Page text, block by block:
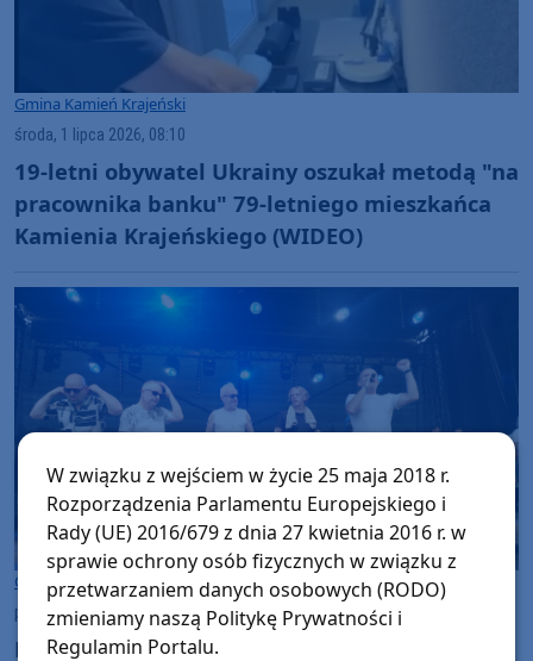
Gmina Kamień Krajeński
środa, 1 lipca 2026, 08:10
19-letni obywatel Ukrainy oszukał metodą "na
pracownika banku" 79-letniego mieszkańca
Kamienia Krajeńskiego (WIDEO)
Gmina Kamień Krajeński
poniedziałek, 29 czerwca 2026, 09:06 20
Przez cały weekend trwały w Kamieniu
W związku z wejściem w życie 25 maja 2018 r.
Rozporządzenia Parlamentu Europejskiego i
Rady (UE) 2016/679 z dnia 27 kwietnia 2016 r. w
sprawie ochrony osób fizycznych w związku z
przetwarzaniem danych osobowych (RODO)
zmieniamy naszą Politykę Prywatności i
Regulamin Portalu.